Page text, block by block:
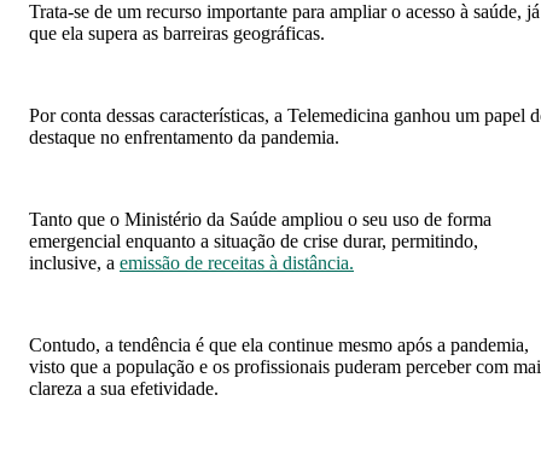
Trata-se de um recurso importante para ampliar o acesso à saúde, já
que ela supera as barreiras geográficas.
Por conta dessas características, a Telemedicina ganhou um papel
destaque no enfrentamento da pandemia.
Tanto que o Ministério da Saúde ampliou o seu uso de forma
emergencial enquanto a situação de crise durar, permitindo,
inclusive, a emissão de receitas à distância.
Contudo, a tendência é que ela continue mesmo após a pandemia,
visto que a população e os profissionais puderam perceber com
clareza a sua efetividade.